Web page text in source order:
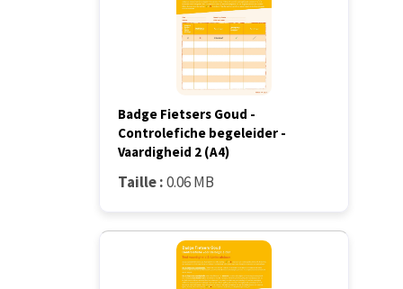
Badge Fietsers Goud -
Controlefiche begeleider -
Vaardigheid 2 (A4)
Taille :0.06 MB